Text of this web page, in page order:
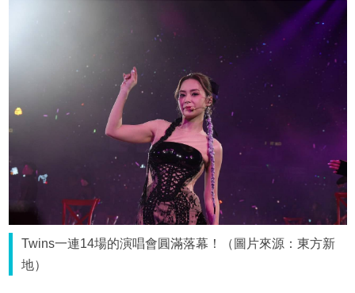
Twins一連14場的演唱會圓滿落幕！（圖片來源：東方新
地）